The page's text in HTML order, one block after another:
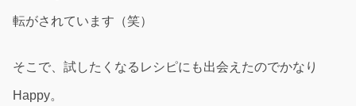
転がされています（笑）
そこで、試したくなるレシピにも出会えたのでかなり
Happy。